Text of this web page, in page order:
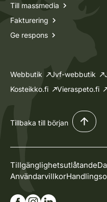
Till massmedia
Fakturering
Ge respons
Webbutik Jvf-webbutik
Kosteikko.fi
Vieraspeto.fi
Tillbaka till början
Tillgänglighetsutlåtande
Användarvillkor